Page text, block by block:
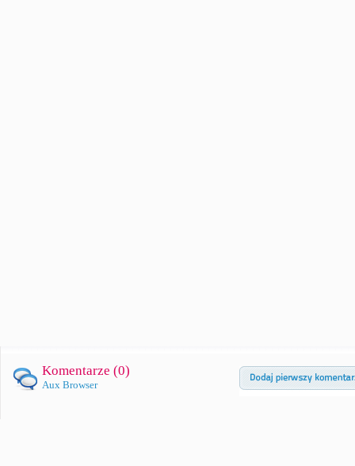
Komentarze (0)
Aux Browser